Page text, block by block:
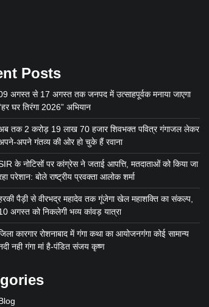
Posts
अगस्त से 17 अगस्त तक जनपद में उत्साहपूर्वक मनाया जाएगा
घर तिरंगा 2026” अभियान
तक 2 करोड़ 19 लाख 70 हजार शिवभक्त पवित्र गंगाजल लेकर
अपने गंतव्य की ओर हो चुके हैं रवाना
के नोटिसों पर कांग्रेस ने जताई आपत्ति, मतदाताओं को किया जा
परेशान: बोले राष्ट्रीय प्रवक्ता आलोक शर्मा
पैड़ी से वीरभद्र महादेव तक गूंजेगा खेल महाशक्ति का संकल्प,
अगस्त को निकलेगी भव्य कांवड़ यात्रा
कारगार रोशनाबाद में गंगा कथा का आयोजनगंगा कोई सामान्य
नही गंगा मां है-पंडित संजय कृष्ण